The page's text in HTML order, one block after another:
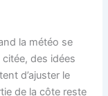
la météo se
des idées
d’ajuster le
de la côte reste